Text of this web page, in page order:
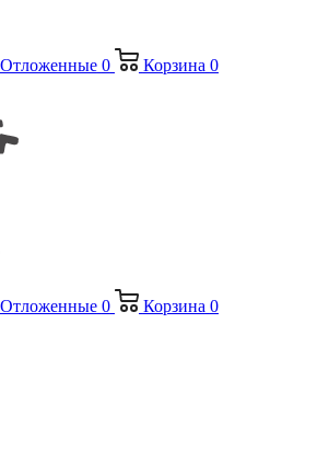
Отложенные 0 Корзина 0
Отложенные 0 Корзина 0